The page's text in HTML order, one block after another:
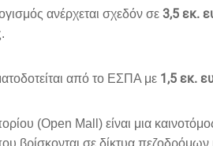
ανέρχεται σχεδόν σε 3,5 εκ.
από το ΕΣΠΑ με 1,5 εκ.
(Open Mall) είναι μια
βρίσκονται σε δίκτυα πεζοδρόμων